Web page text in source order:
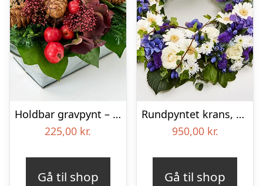
Holdbar gravpynt – Blomster til begravelse
225,00 kr.
Gå til shop
Rundpyntet krans, blå og hvid – Blomster til begravelse
950,00 kr.
Gå til shop